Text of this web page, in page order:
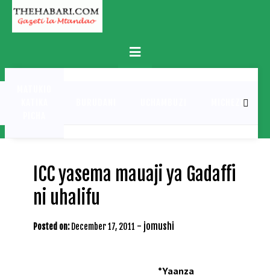
Skip
content
Primary
Menu
MICHEZO
ICC yasema mauaji ya Gadaffi
ni uhalifu
Posted on: December 17, 2011 - jomushi
*Yaanza